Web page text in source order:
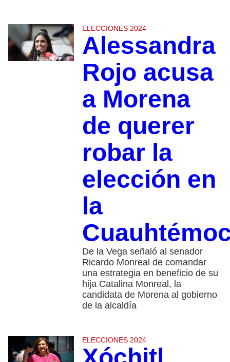
ELECCIONES 2024
Alessandra
Rojo acusa
a Morena
de querer
robar la
elección en
la
De la Vega señaló al senador
Ricardo Monreal de comandar
una estrategia en beneficio de su
hija Catalina Monreal, la
candidata de Morena al gobierno
de la alcaldía
ELECCIONES 2024